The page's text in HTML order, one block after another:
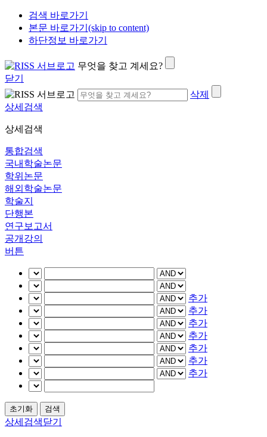
검색 바로가기
본문 바로가기(skip to content)
하단정보 바로가기
무엇을 찾고 계세요?
닫기
삭제
상세검색
상세검색
통합검색
국내학술논문
학위논문
해외학술논문
학술지
단행본
연구보고서
공개강의
버튼
추가
추가
추가
추가
추가
추가
추가
상세검색닫기